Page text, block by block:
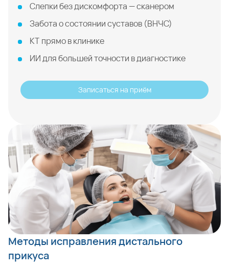
Слепки без дискомфорта — сканером
Забота о состоянии суставов (ВНЧС)
КТ прямо в клинике
ИИ для большей точности в диагностике
Записаться на приём
Методы исправления дистального
прикуса